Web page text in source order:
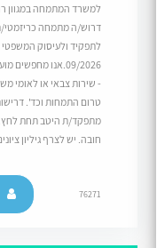
למשרד המתמחה במגוון
דרוש/ה מתמחה כריזמטי/
לתפקיד ולעיסוק
09/2026.אנו
- שירות צבאי או לאומי
טרום התמחות וכד'.
מתפקד/ת היטב תחת לחץ.
חובה. יש לצרף גיליון
76271